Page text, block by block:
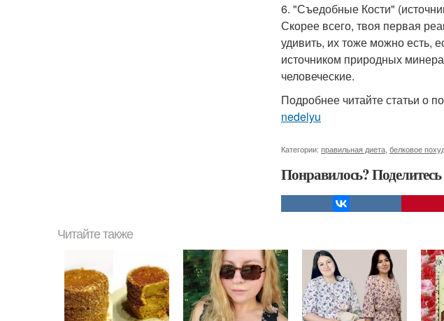
6. "Съедобные Кости"
Скорее всего, твоя первая
удивить, их тоже можно есть,
источником природных
человеческие.
Подробнее читайте статьи о
nedelyu
Категории: правильная диета белковое
Понравилось?
Читайте также